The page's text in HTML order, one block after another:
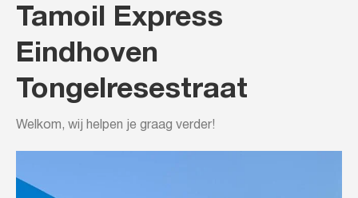
Tamoil Express
Eindhoven
Tongelresestraat
Welkom, wij helpen je graag verder!